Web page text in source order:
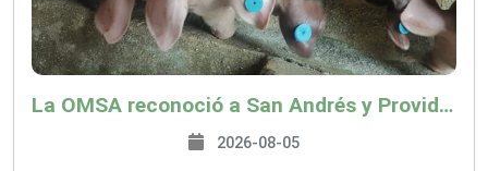
La OMSA reconoció a San Andrés y Providencia como zona libre de Peste Porcina Clásica (PPC)
2026-08-05